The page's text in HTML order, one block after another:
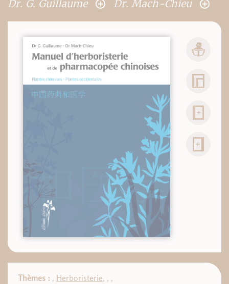
Dr. G. Guillaume Dr. Mach-Chieu
Thèmes : , Herboristerie, , ,